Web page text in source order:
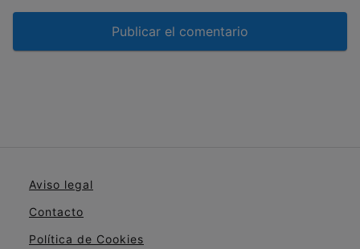
Aviso legal
Contacto
Política de Cookies